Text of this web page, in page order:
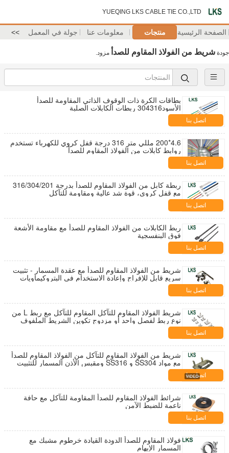
YUEQING LKS CABLE TIE CO.,LTD
الصفحة الرئيسية منتجات معلومات عنا جولة في المعمل >>
جودة شريط من الفولاذ المقاوم للصدأ مزود.
بطاقات الكرة ذات الوقوف الذاتي المقاومة للصدأ
الأسود304316 ربطات الكابلات الصلبة
اتصل بنا
4.6*200 مللي متر 316 درجة قفل كروي للكهرباء تستخدم
روابط كابلات من الفولاذ المقاوم للصدأ
اتصل بنا
ربطة كابل من الفولاذ المقاوم للصدأ بدرجة 316/304/201
مع قفل كروي، قوة شد عالية ومقاومة للتآكل
اتصل بنا
ربط الكابلات من الفولاذ المقاوم للصدأ مع مقاومة الأشعة
فوق البنفسجية
اتصل بنا
شريط من الفولاذ المقاوم للصدأ مع عقدة المسمار - تثبيت
سريع قابل للإفراج وإعادة الاستخدام في البتروكيماويات
ومعالجة الأغذية اتصل بنا
شريط الفولاذ المقاوم للتآكل المقاوم للتآكل مع ربط L من
نوع ربط لفصل واحد أو مزدوج تكوين الشريط الملفوف
يناسب مختلف المواصفات والأشكال اتصل بنا
شريط من الفولاذ المقاوم للتآكل من الفولاذ المقاوم للصدأ
مع مواد SS304 و SS316 ومقبس الأذن المسمار للتثبيت
والتجميع اتصل بنا
شرائط الفولاذ المقاوم للصدأ المقاومة للتآكل مع حافة
ناعمة للضبط الآمن
اتصل بنا
فولاذ المقاوم للصدأ الدودة القيادة خرطوم مشبك مع
المسمار الإبهام